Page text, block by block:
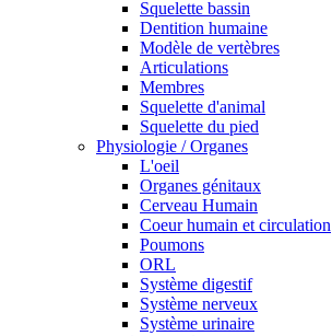
Squelette bassin
Dentition humaine
Modèle de vertèbres
Articulations
Membres
Squelette d'animal
Squelette du pied
Physiologie / Organes
L'oeil
Organes génitaux
Cerveau Humain
Coeur humain et circulation
Poumons
ORL
Système digestif
Système nerveux
Système urinaire